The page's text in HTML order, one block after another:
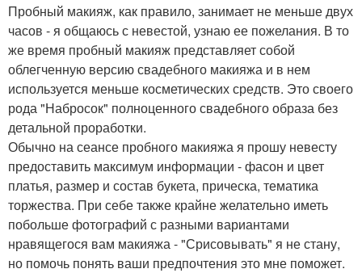
Пробный макияж, как правило, занимает не меньше двух
часов - я общаюсь с невестой, узнаю ее пожелания. В то
же время пробный макияж представляет собой
облегченную версию свадебного макияжа и в нем
используется меньше косметических средств. Это своего
рода "Набросок" полноценного свадебного образа без
детальной проработки.
Обычно на сеансе пробного макияжа я прошу невесту
предоставить максимум информации - фасон и цвет
платья, размер и состав букета, прическа, тематика
торжества. При себе также крайне желательно иметь
побольше фотографий с разными вариантами
нравящегося вам макияжа - "Срисовывать" я не стану,
но помочь понять ваши предпочтения это мне поможет.